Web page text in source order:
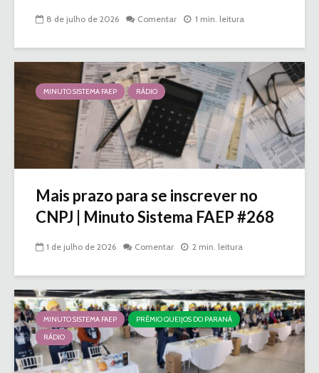
8 de julho de 2026 Comentar 1 min. leitura
MINUTO SISTEMA FAEP RÁDIO
Mais prazo para se inscrever no
CNPJ | Minuto Sistema FAEP #268
1 de julho de 2026 Comentar 2 min. leitura
MINUTO SISTEMA FAEP
PRÊMIO QUEIJOS DO PARANÁ
RÁDIO